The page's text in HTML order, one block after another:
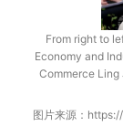
From right to
Economy and
Commerce Ling
图片来源：